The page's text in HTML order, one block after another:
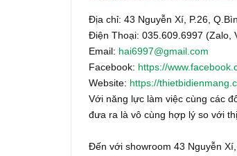
Địa chỉ: 43 Nguyễn Xí, P.26,
Điện Thoại: 035.609.6997 (Zalo,
Email: hai6997@gmail.com
Facebook: https://
Website: https://
Với năng lực làm việc cùng các
đưa ra là vô cùng hợp lý so với
Đến với showroom 43 Nguyễn